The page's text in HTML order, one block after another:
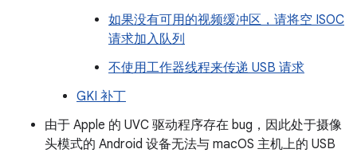
如果没有可用的视频缓冲区，请将空 ISOC
请求加入队列
不使用工作器线程来传递 USB 请求
GKI 补丁
由于 Apple 的 UVC 驱动程序存在 bug，因此处于摄像
头模式的 Android 设备无法与 macOS 主机上的 USB